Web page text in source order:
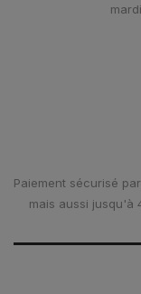
Paiement sécurisé
mais aussi jusqu'à